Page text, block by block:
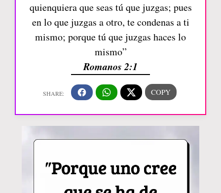
quienquiera que seas tú que juzgas; pues
en lo que juzgas a otro, te condenas a ti
mismo; porque tú que juzgas haces lo
mismo”
Romanos 2:1